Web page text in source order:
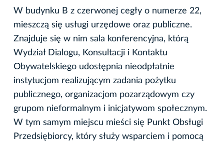
W budynku B z czerwonej cegły o numerze 22,
mieszczą się usługi urzędowe oraz publiczne.
Znajduje się w nim sala konferencyjna, którą
Wydział Dialogu, Konsultacji i Kontaktu
Obywatelskiego udostępnia nieodpłatnie
instytucjom realizującym zadania pożytku
publicznego, organizacjom pozarządowym czy
grupom nieformalnym i inicjatywom społecznym.
W tym samym miejscu mieści się Punkt Obsługi
Przedsiębiorcy, który służy wsparciem i pomocą